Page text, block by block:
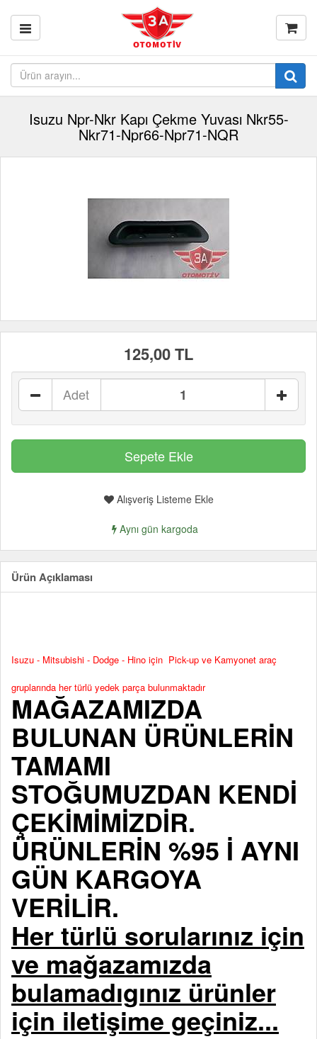
Isuzu Npr-Nkr Kapı Çekme Yuvası Nkr55-
Nkr71-Npr66-Npr71-NQR
125,00 TL
Adet
Alışveriş Listeme Ekle
Aynı gün kargoda
Ürün Açıklaması
Isuzu - Mitsubishi - Dodge - Hino için Pick-up ve Kamyonet araç
gruplarında her türlü yedek parça bulunmaktadır
MAĞAZAMIZDA
BULUNAN ÜRÜNLERİN
TAMAMI
STOĞUMUZDAN KENDİ
ÇEKİMİMİZDİR.
ÜRÜNLERİN %95 İ AYNI
GÜN KARGOYA
VERİLİR.
Her türlü sorularınız için
ve mağazamızda
bulamadıgınız ürünler
için iletişime geçiniz...